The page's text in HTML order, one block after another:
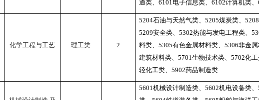
通类、 6101电子信息类、 6102计算机类、
化学工程与工艺 理工类 2
5204石油与天然气类、 5205煤炭类、 5208
5209安全类、 5302热能与发电工程类、
料类、 5305有色金属材料类、 5306非金属
建筑材料类、 5701生物技术类、 5702化工
轻化工类、 5902药品制造类
5601机械设计制造类、 5602机电设备类、